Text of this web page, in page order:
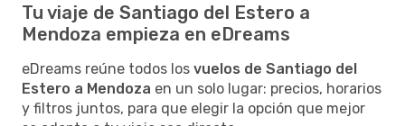
Tu viaje de Santiago del Estero a
Mendoza empieza en eDreams
eDreams reúne todos los vuelos de Santiago del
Estero a Mendoza en un solo lugar: precios, horarios
y filtros juntos, para que elegir la opción que mejor